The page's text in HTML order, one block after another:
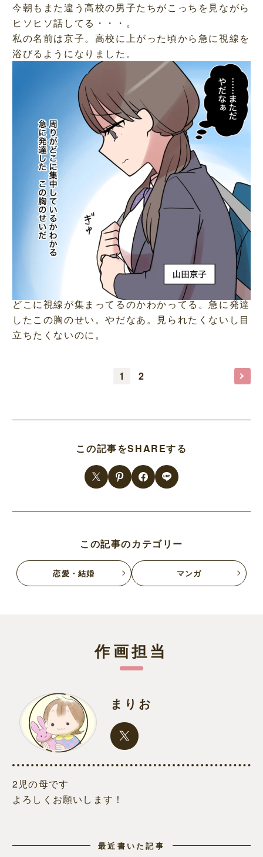
今朝もまた違う高校の男子たちがこっちを見ながら
ヒソヒソ話してる・・・。
私の名前は京子。高校に上がった頃から急に視線を
浴びるようになりました。
どこに視線が集まってるのかわかってる。急に発達
したこの胸のせい。やだなあ。見られたくないし目
立ちたくないのに。
1 2
この記事をSHAREする
この記事のカテゴリー
恋愛・結婚 マンガ
作画担当
まりお
2児の母です
よろしくお願いします！
最近書いた記事